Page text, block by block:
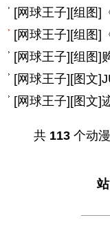
[网球王子] [组图]
[网球王子] [组图]
[网球王子] [组图]
[网球王子] [图文]
[网球王子] [图文]
共 113 个动